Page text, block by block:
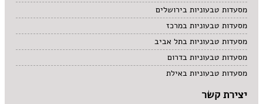
מסעדות טבעוניות בירושלים
מסעדות טבעוניות במרכז
מסעדות טבעוניות בתל אביב
מסעדות טבעוניות בדרום
מסעדות טבעוניות באילת
יצירת קשר